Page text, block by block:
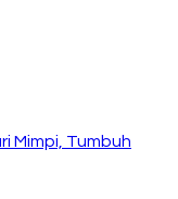
Mimpi, Tumbuh